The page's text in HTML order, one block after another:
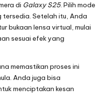
di Galaxy S25. Pilih mode
tersedia. Setelah itu, Anda
bukaan lensa virtual, mulai
sesuai efek yang
memastikan proses ini
Anda juga bisa
menciptakan kesan